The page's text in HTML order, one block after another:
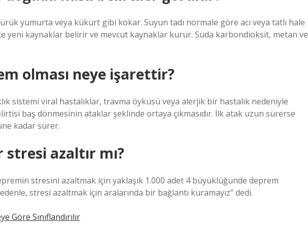
yumurta veya kükürt gibi kokar. Suyun tadı normale göre acı veya tatlı hale
yeni kaynaklar belirir ve mevcut kaynaklar kurur. Suda karbondioksit, metan ve
olması neye işarettir?
sistemi viral hastalıklar, travma öyküsü veya alerjik bir hastalık nedeniyle
baş dönmesinin ataklar şeklinde ortaya çıkmasıdır. İlk atak uzun sürerse
kadar sürer.
azaltır mı?
stresini azaltmak için yaklaşık 1.000 adet 4 büyüklüğünde deprem
stresi azaltmak için aralarında bir bağlantı kuramayız” dedi.
Göre Sınıflandırılır